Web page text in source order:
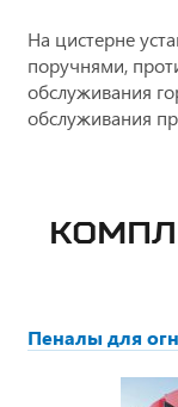
На цистерне
поручнями,
обслуживания
обслуживания
Пеналы для